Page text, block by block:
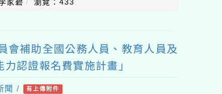
家碧 瀏覽：433
會補助全國公務人員、教育人員及
認證報名費實施計畫」
聞 / 有上傳附件